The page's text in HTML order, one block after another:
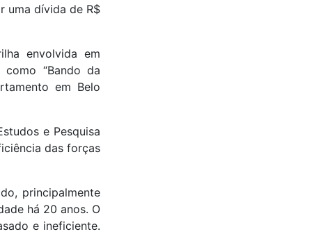
uma dívida de R$
envolvida em
“Bando da
em Belo
e Pesquisa
das forças
principalmente
há 20 anos. O
e ineficiente.